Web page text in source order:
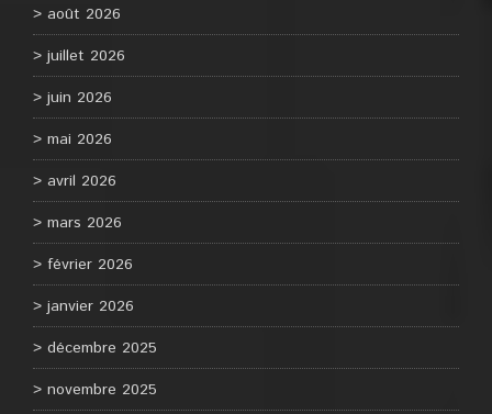
août 2026
juillet 2026
juin 2026
mai 2026
avril 2026
mars 2026
février 2026
janvier 2026
décembre 2025
novembre 2025